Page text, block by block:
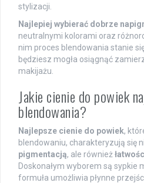
stylizacji.
Najlepiej wybierać dobrze
neutralnymi kolorami oraz
nim proces blendowania stanie
będziesz mogła osiągnąć
makijażu.
Jakie cienie do powiek
blendowania?
Najlepsze cienie do powiek,
blendowaniu, charakteryzują się
pigmentacją, ale również
Doskonałym wyborem są sypkie
formuła umożliwia płynne